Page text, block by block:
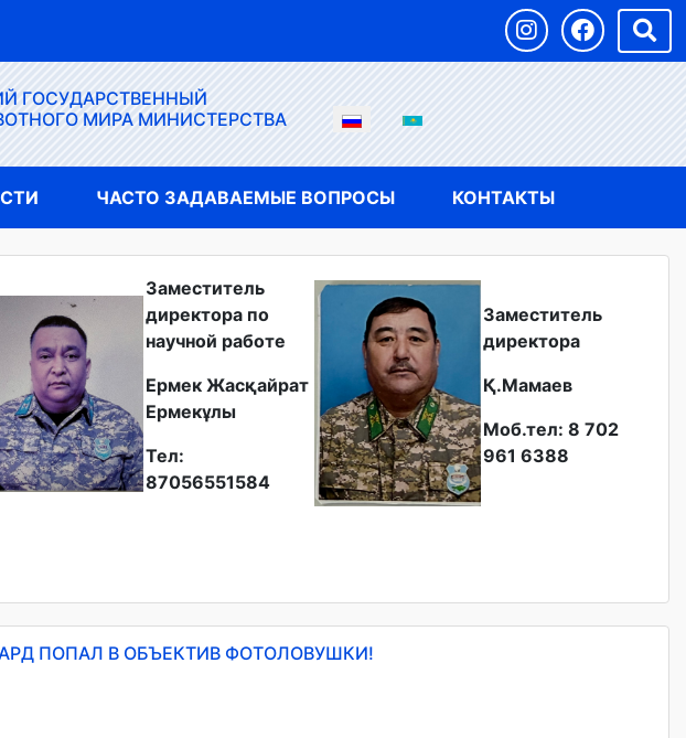
ГОСУДАРСТВЕННЫЙ
МИРА МИНИСТЕРСТВА
ЧАСТО ЗАДАВАЕМЫЕ ВОПРОСЫ КОНТАКТЫ
Заместитель
директора по
научной работе
Ермек Жасқайрат
Ермекұлы
Тел:
87056551584
Заместитель
директора
Қ.Мамаев
Моб.тел: 8 702
961 6388
ПОПАЛ В ОБЪЕКТИВ ФОТОЛОВУШКИ!